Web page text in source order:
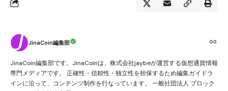
JinaCoin編集部
JinaCoin編集部です。JinaCoinは、株式会社jaybeが運営する仮想通貨情報
専門メディアです。 正確性・信頼性・独立性を担保するため編集ガイドラ
インに沿って、コンテンツ制作を行なっています。 一般社団法人 ブロック